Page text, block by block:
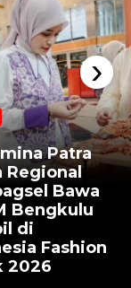
Patra
Regional
Bawa
Bengkulu
di
Fashion
2026
›